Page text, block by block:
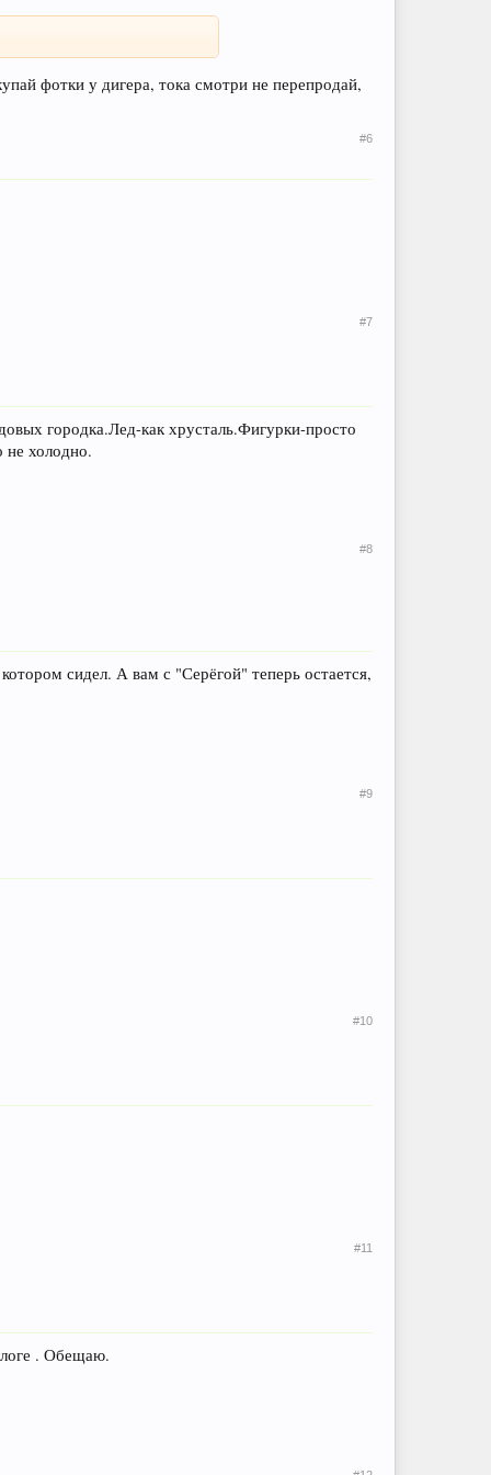
фотки у дигера, тока смотри не перепродай,
#6
#7
городка.Лед-как хрусталь.Фигурки-просто
не холодно.
#8
сидел. А вам с "Серёгой" теперь остается,
#9
#10
#11
. Обещаю.